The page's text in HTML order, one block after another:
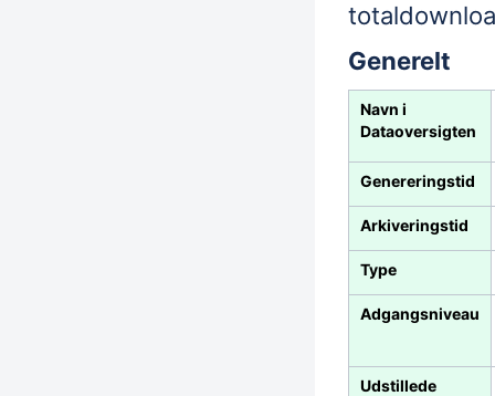
Generelt
Navn i
Dataoversigten
Genereringstid
Arkiveringstid
Type
Adgangsniveau
Udstillede